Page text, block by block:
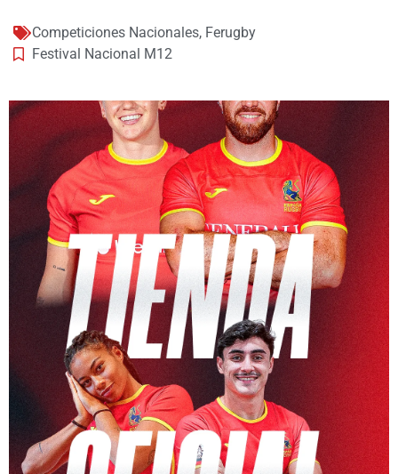
Competiciones Nacionales, Ferugby
Festival Nacional M12